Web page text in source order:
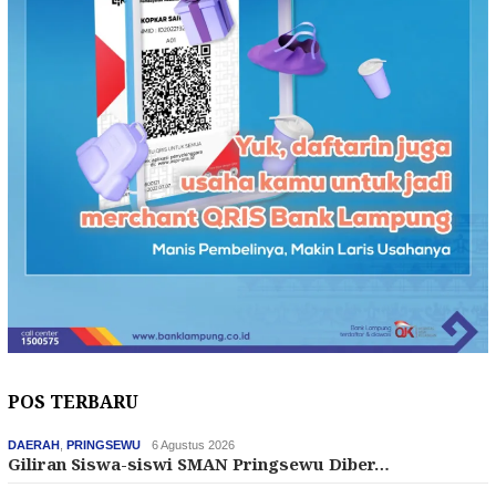
POS TERBARU
DAERAH PRINGSEWU 6 Agustus 2026
Giliran Siswa-siswi SMAN Pringsewu Diber…